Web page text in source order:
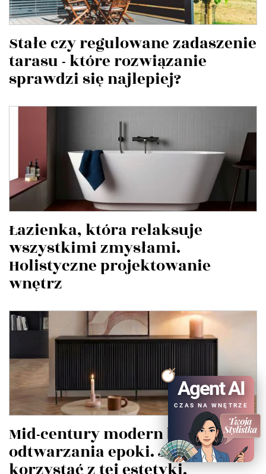
Stałe czy regulowane zadaszenie
tarasu - które rozwiązanie
sprawdzi się najlepiej?
Łazienka, która relaksuje
wszystkimi zmysłami.
Holistyczne projektowanie
wnętrz
Mid-century modern bez
odtwarzania epoki. Jak
Agent AI
CZAS NA WNĘTRZE